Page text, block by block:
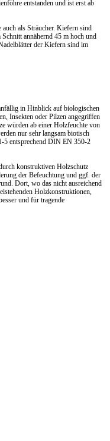
entstanden und ist erst ab
als Sträucher. Kiefern sind
annähernd 45 m hoch und
der Kiefern sind im
in Hinblick auf biologischen
Insekten oder Pilzen angegriffen
würden ab einer Holzfeuchte von
nur sehr langsam biotisch
5 entsprechend DIN EN 350-2
konstruktiven Holzschutz
der Befeuchtung und ggf. der
Dort, wo das nicht ausreichend
Holzkonstruktionen,
und für tragende